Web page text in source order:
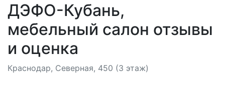
ДЭФО-Кубань,
мебельный салон отзывы
и оценка
Краснодар, Северная, 450 (3 этаж)